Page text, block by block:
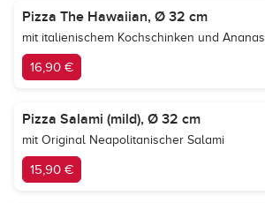
Pizza The Hawaiian, Ø 32 cm
mit italienischem Kochschinken und Ananas
16,90 €
Pizza Salami (mild), Ø 32 cm
mit Original Neapolitanischer Salami
15,90 €